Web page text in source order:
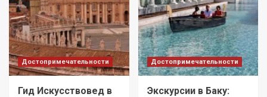
Достопримечательности
Гид Искусствовед в
Достопримечательности
Экскурсии в Баку: